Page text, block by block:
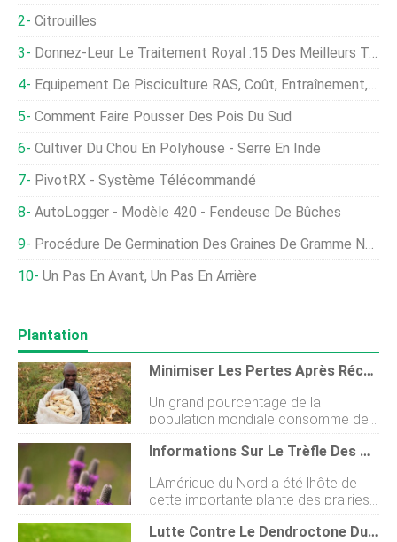
Citrouilles
Donnez-Leur Le Traitement Royal :15 Des Meilleurs Types D'asclépiade Pour Les Papillons Monarques
Équipement De Pisciculture RAS, Coût, Entraînement, Cours
Comment Faire Pousser Des Pois Du Sud
Cultiver Du Chou En Polyhouse - Serre En Inde
PivotRX - Système Télécommandé
AutoLogger - Modèle 420 - Fendeuse De Bûches
Procédure De Germination Des Graines De Gramme Noir (Urad Dal)
Un Pas En Avant, Un Pas En Arrière
Plantation
Minimiser Les Pertes Après Récolte Grâce À Un Stockage Approprié
Un grand pourcentage de la
population mondiale consomme des
céréales, qui comprennent les
céréales et les légumineuses.
facteurs de production restent
constants, une mauvaise
manipulation peut compromettre la
qualité et la quantité des grains, et
Informations Sur Le Trèfle Des Prairies :faire Pousser Du Trèfle Violet Dans Les Jardins
LAmérique du Nord a été lhôte de
cette importante plante des prairies;
les plantes de trèfle des prairies sont
indigènes de la région et ont été desLutte Contre Le Dendroctone Du Haricot Mexicain :comment Empêcher Le Dendroctone Du Haricot Des Plantes